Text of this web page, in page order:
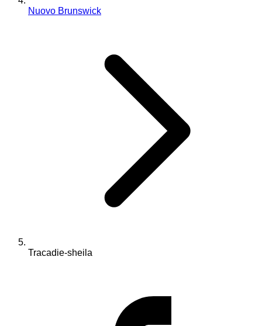
Nuovo Brunswick
Tracadie-sheila